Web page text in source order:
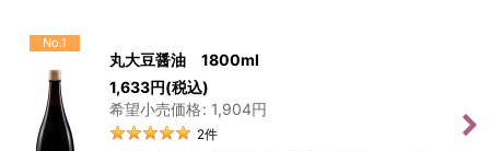
No.1
丸大豆醤油 1800ml
1,633円(税込)
希望小売価格: 1,904円
2件